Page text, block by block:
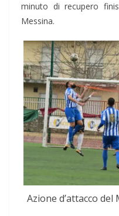
minuto di recupero
Messina.
Azione d’attacco del